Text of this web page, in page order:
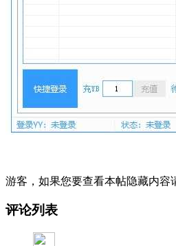
游客，如果您要查看本帖隐藏内容
评论列表